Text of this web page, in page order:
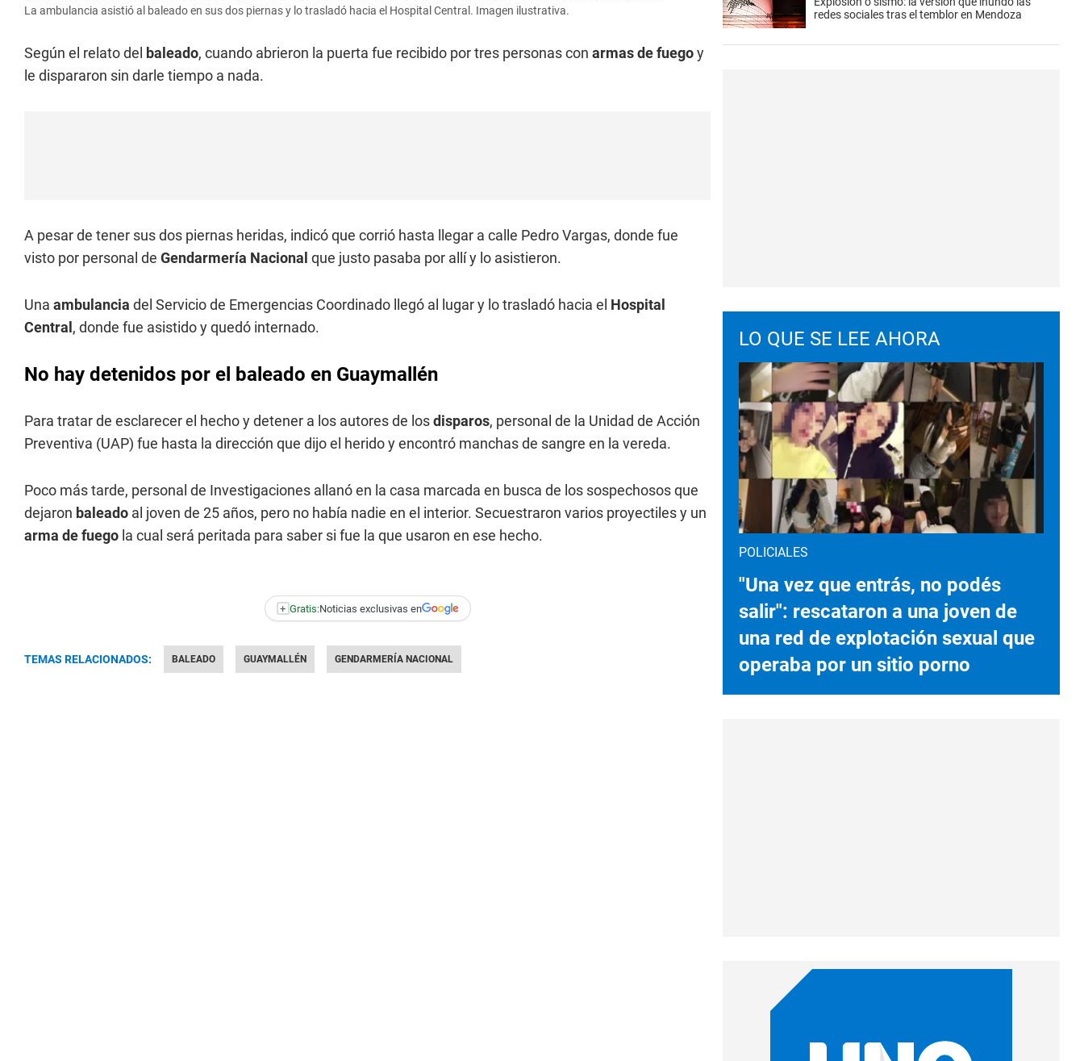
La ambulancia asistió al baleado en sus dos piernas y lo trasladó hacia el Hospital Central. Imagen ilustrativa.
Según el relato del baleado, cuando abrieron la puerta fue recibido por tres personas con armas de fuegoy
le dispararon sin darle tiempo a nada.
A pesar de tener sus dos piernas heridas, indicó que corrió hasta llegar a calle Pedro Vargas, donde fue
visto por personal de Gendarmería Nacional que justo pasaba por allí y lo asistieron.
Una ambulancia del Servicio de Emergencias Coordinado llegó al lugar y lo trasladó hacia el Hospital
Central , donde fue asistido y quedó internado.
No hay detenidos por el baleado en Guaymallén
Para tratar de esclarecer el hecho y detener a los autores de losdisparos, personal de la Unidad de Acción
Preventiva (UAP) fue hasta la dirección que dijo el herido y encontró manchas de sangre en la vereda.
Poco más tarde, personal de Investigaciones allanó en la casa marcada en busca de los sospechosos que
dejaron baleado al joven de 25 años, pero no había nadie en el interior. Secuestraron varios proyectiles y un
arma de fuego la cual será peritada para saber si fue la que usaron en ese hecho.
+ Gratis:Noticias exclusivas en
TEMAS RELACIONADOS: BALEADO GUAYMALLÉN GENDARMERÍA NACIONAL
redes sociales tras el temblor en Mendoza
LO QUE SE LEE AHORA
POLICIALES
"Una vez que entrás, no podés
salir": rescataron a una joven de
una red de explotación sexual que
operaba por un sitio porno